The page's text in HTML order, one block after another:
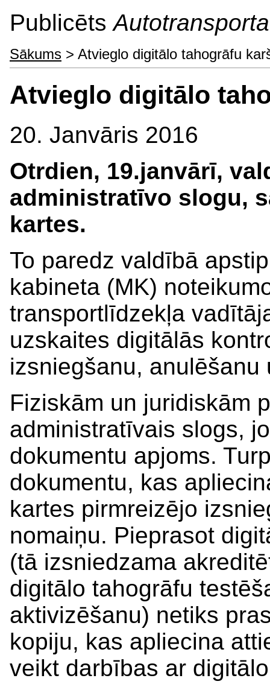
Publicēts
Sākums > Atvieglo digitālo tahogrāfu
Atvieglo digitālo
20. Janvāris 2016
Otrdien, 19.janvārī,
administratīvo slogu,
kartes.
To paredz valdībā
kabineta (MK)
transportlīdzekļa
uzskaites digitālās
izsniegšanu, anulēšanu
Fiziskām un juridiskām
administratīvais slogs,
dokumentu apjoms.
dokumentu, kas
kartes pirmreizējo
nomaiņu. Pieprasot
(tā izsniedzama
digitālo tahogrāfu
aktivizēšanu) netiks
kopiju, kas apliecina
veikt darbības ar